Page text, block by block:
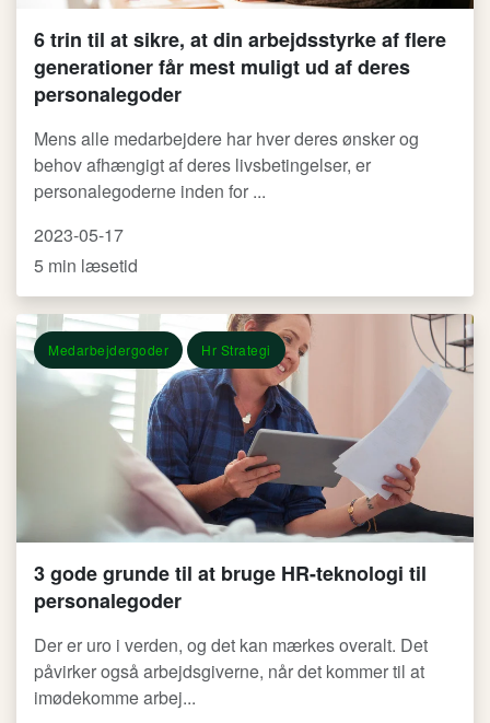
6 trin til at sikre, at din arbejdsstyrke af flere
generationer får mest muligt ud af deres
personalegoder
Mens alle medarbejdere har hver deres ønsker og
behov afhængigt af deres livsbetingelser, er
personalegoderne inden for ...
2023-05-17
5 min læsetid
Medarbejdergoder Hr Strategi
3 gode grunde til at bruge HR-teknologi til
personalegoder
Der er uro i verden, og det kan mærkes overalt. Det
påvirker også arbejdsgiverne, når det kommer til at
imødekomme arbej...